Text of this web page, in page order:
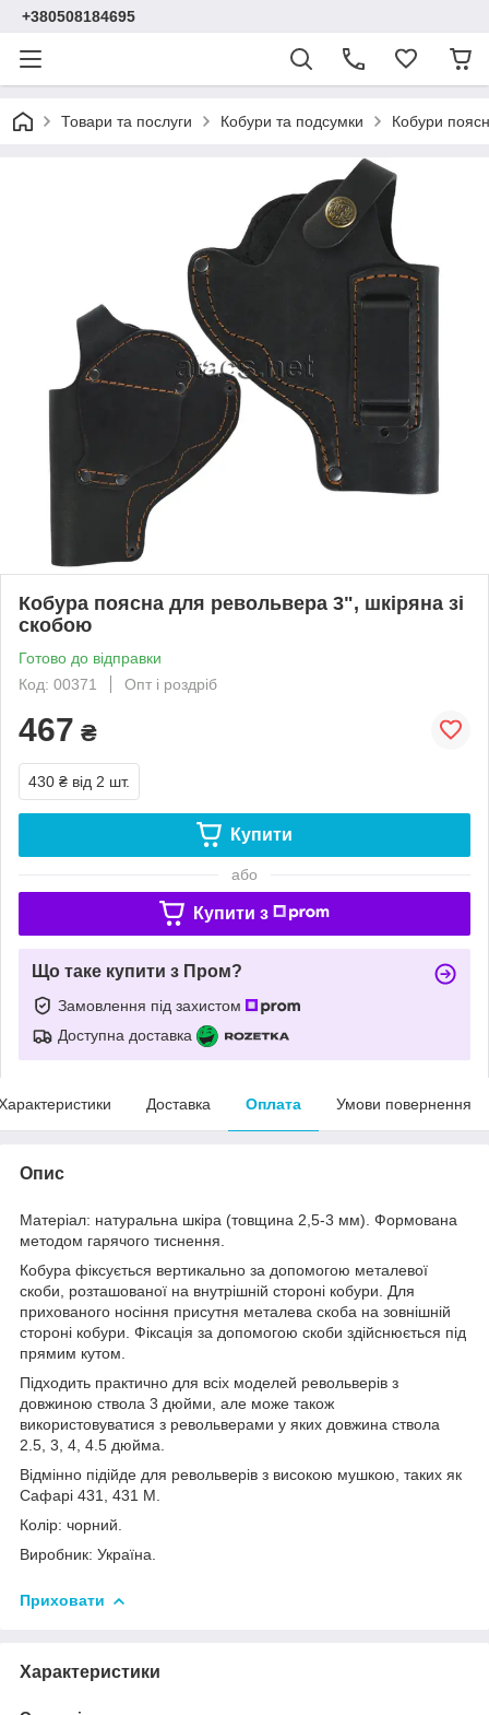
+380508184695
Товари та послуги Кобури та подсумки Кобури
Кобура поясна для револьвера 3", шкіряна зі
скобою
Готово до відправки
Код: 00371
Опт і роздріб
467 ₴
430 ₴ від 2 шт.
Купити
або
Купити з
Що таке купити з Пром?
Замовлення під захистом
Доступна доставка
Доставка Оплата Умови повернення
Опис
Матеріал: натуральна шкіра (товщина 2,5-3 мм). Формована
методом гарячого тиснення.
Кобура фіксується вертикально за допомогою металевої
скоби, розташованої на внутрішній стороні кобури. Для
прихованого носіння присутня металева скоба на зовнішній
стороні кобури. Фіксація за допомогою скоби здійснюється під
прямим кутом.
Підходить практично для всіх моделей револьверів з
довжиною ствола 3 дюйми, але може також
використовуватися з револьверами у яких довжина ствола
2.5, 3, 4, 4.5 дюйма.
Відмінно підійде для револьверів з високою мушкою, таких як
Сафарі 431, 431 М.
Колір: чорний.
Виробник: Україна.
Приховати
Характеристики